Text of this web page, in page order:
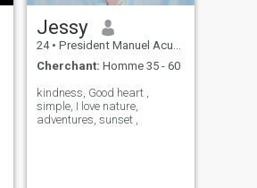
Jessy
24 • President Manuel Acuña Roxas, Zamboanga del Norte, Philippin...
Cherchant: Homme 35 - 60
kindness, Good heart ,
simple, I love nature,
adventures, sunset ,